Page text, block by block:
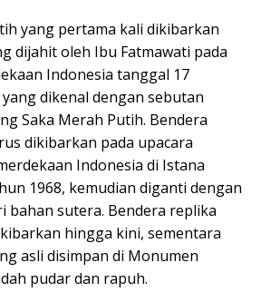
yang pertama kali dikibarkan
dijahit oleh Ibu Fatmawati pada
Indonesia tanggal 17
dikenal dengan sebutan
Saka Merah Putih. Bendera
dikibarkan pada upacara
Indonesia di Istana
1968, kemudian diganti dengan
bahan sutera. Bendera replika
hingga kini, sementara
asli disimpan di Monumen
pudar dan rapuh.